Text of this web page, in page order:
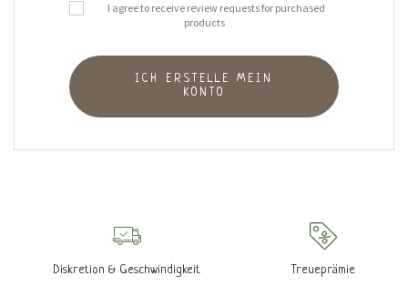
I agree to receive review requests for purchased
products
ICH ERSTELLE MEIN
KONTO
Diskretion & Geschwindigkeit Treueprämie